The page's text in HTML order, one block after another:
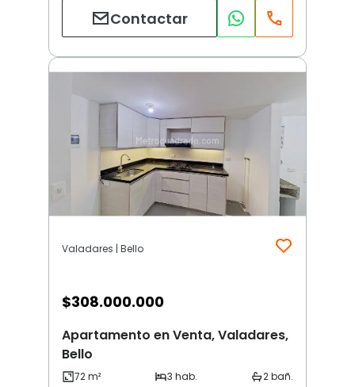
Contactar
Valadares | Bello
$308.000.000
Apartamento en Venta, Valadares,
Bello